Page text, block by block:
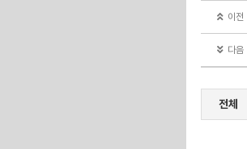
이전
다음
전체